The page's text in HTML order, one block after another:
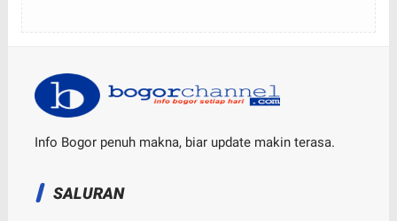
Info Bogor penuh makna, biar update makin terasa.
SALURAN